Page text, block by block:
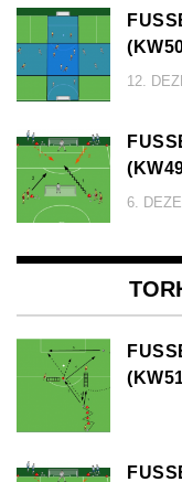
12.
6.